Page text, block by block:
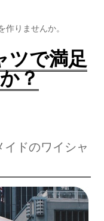
作りませんか。
ツで満足
？
ドのワイシャ